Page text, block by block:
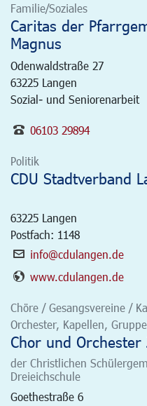
Familie/Soziales
Caritas der
Magnus
Odenwaldstraße 27
63225 Langen
Sozial- und Seniorenarbeit
06103 29894
Politik
CDU Stadtverband
63225 Langen
Postfach: 1148
info@cdulangen.de
www.cdulangen.de
Chöre / Gesangsvereine /
Orchester, Kapellen,
Chor und Orchester
der Christlichen
Dreieichschule
Goethestraße 6